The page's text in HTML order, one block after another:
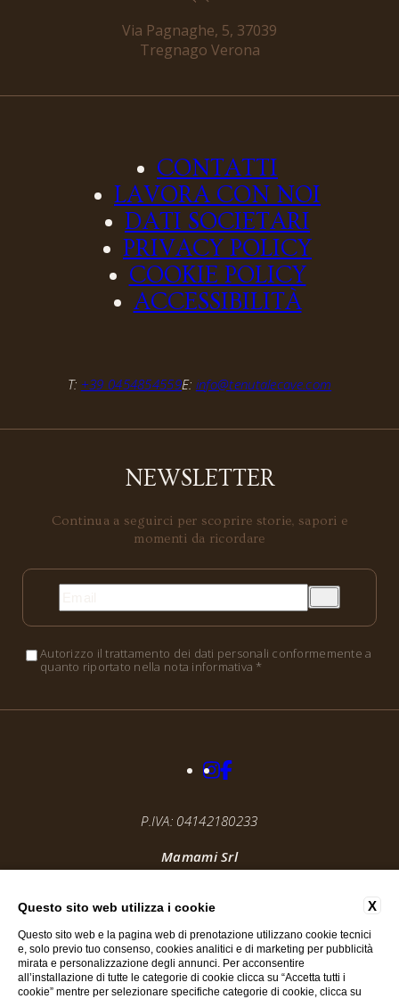
Via Pagnaghe, 5, 37039
Tregnago Verona
CONTATTI
LAVORA CON NOI
DATI SOCIETARI
PRIVACY POLICY
COOKIE POLICY
ACCESSIBILITÀ
T: +39 0454854559E: info@tenutalecave.com
NEWSLETTER
Continua a seguirci per scoprire storie, sapori e
momenti da ricordare
Autorizzo il trattamento dei dati personali conformemente a
quanto riportato nella nota informativa *
Mamami Srl
P.IVA: 04142180233
X
Questo sito web utilizza i cookie
Questo sito web e la pagina web di prenotazione utilizzano cookie tecnici
e, solo previo tuo consenso, cookies analitici e di marketing per pubblicità
mirata e personalizzazione degli annunci. Per acconsentire
all’installazione di tutte le categorie di cookie clicca su “Accetta tutti i
cookie” mentre per selezionare specifiche categorie di cookie, clicca su